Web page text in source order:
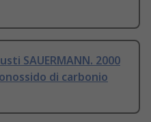
SAUERMANN. 2000
di carbonio